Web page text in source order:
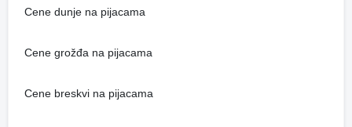
Cene dunje na pijacama
Cene grožđa na pijacama
Cene breskvi na pijacama